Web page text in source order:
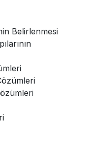
Belirlenmesi